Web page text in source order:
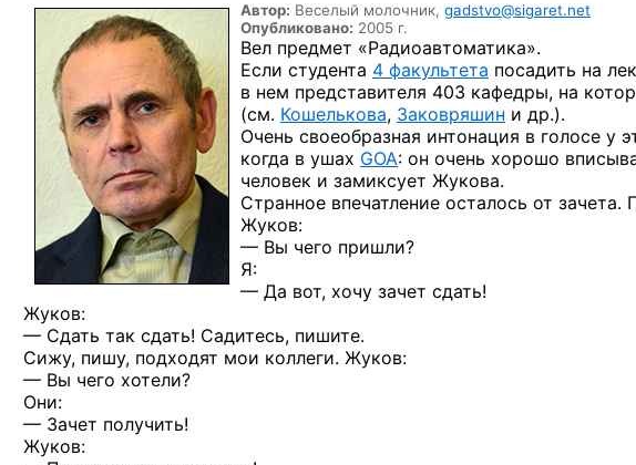
Автор: Веселый молочник, gadstvo@sigaret.net
Опубликовано: 2005 г.
Вел предмет «Радиоавтоматика».
Если студента 4 факультета посадить на
в нем представителя 403 кафедры, на
(см. Кошелькова, Заковряшин и др.).
Очень своеобразная интонация в голосе у
когда в ушах GOA: он очень хорошо
человек и замиксует Жукова.
Странное впечатление осталось от зачета.
Жуков:
— Вы чего пришли?
Я:
— Да вот, хочу зачет сдать!
Жуков:
— Сдать так сдать! Садитесь, пишите.
Сижу, пишу, подходят мои коллеги. Жуков:
— Вы чего хотели?
Они:
— Зачет получить!
Жуков: